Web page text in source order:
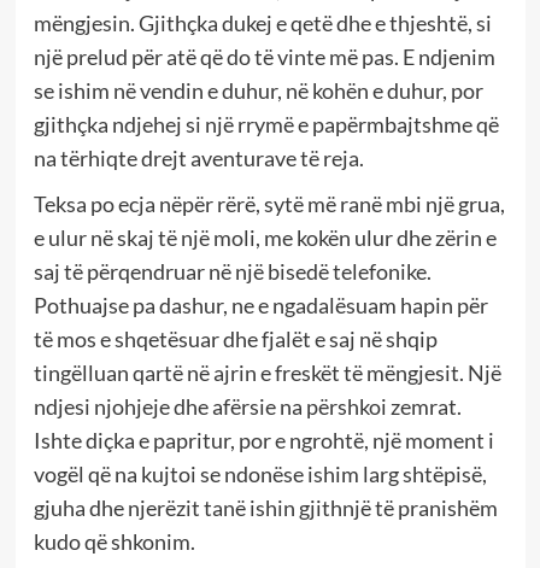
mëngjesin. Gjithçka dukej e qetë dhe e thjeshtë, si
një prelud për atë që do të vinte më pas. E ndjenim
se ishim në vendin e duhur, në kohën e duhur, por
gjithçka ndjehej si një rrymë e papërmbajtshme që
na tërhiqte drejt aventurave të reja.
Teksa po ecja nëpër rërë, sytë më ranë mbi një grua,
e ulur në skaj të një moli, me kokën ulur dhe zërin e
saj të përqendruar në një bisedë telefonike.
Pothuajse pa dashur, ne e ngadalësuam hapin për
të mos e shqetësuar dhe fjalët e saj në shqip
tingëlluan qartë në ajrin e freskët të mëngjesit. Një
ndjesi njohjeje dhe afërsie na përshkoi zemrat.
Ishte diçka e papritur, por e ngrohtë, një moment i
vogël që na kujtoi se ndonëse ishim larg shtëpisë,
gjuha dhe njerëzit tanë ishin gjithnjë të pranishëm
kudo që shkonim.